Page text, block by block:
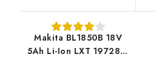
Makita BL1850B 18V
5Ah Li-Ion LXT 197280-